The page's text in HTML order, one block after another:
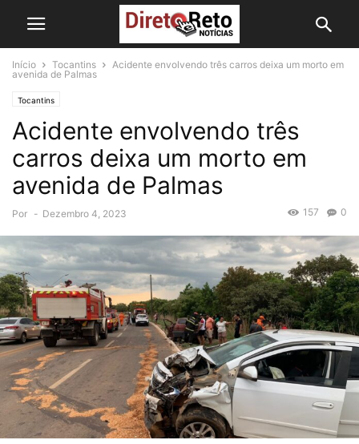
Início Tocantins
Acidente envolvendo três carros deixa um morto em
avenida de Palmas
Tocantins
Acidente envolvendo três
carros deixa um morto em
avenida de Palmas
Por - Dezembro 4, 2023 0
157